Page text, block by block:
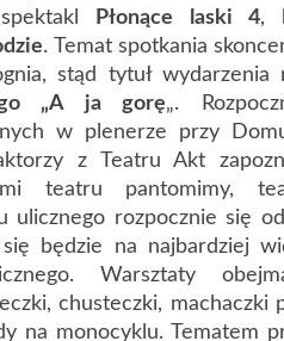
Płonące laski 4,
. Temat spotkania
stąd tytuł wydarzenia
„A ja gorę„.
w plenerze przy
z Teatru Akt
teatru pantomimy,
ulicznego rozpocznie się
będzie na najbardziej
Warsztaty
chusteczki, machaczki
na monocyklu. Tematem